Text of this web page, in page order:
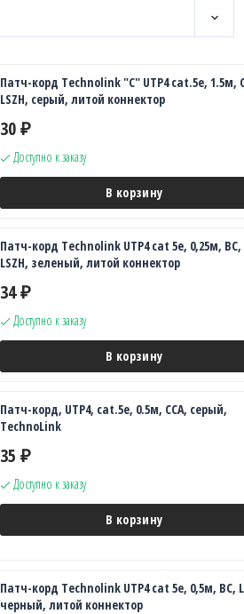
Патч-корд Technolink "C" UTP4 cat.5е, 1.5м,
LSZH, серый, литой коннектор
30 ₽
Доступно к заказу
В корзину
Патч-корд Technolink UTP4 cat 5e, 0,25м, ВС,
LSZH, зеленый, литой коннектор
34 ₽
Доступно к заказу
В корзину
Патч-корд, UTP4, cat.5е, 0.5м, CCA, серый,
TechnoLink
35 ₽
Доступно к заказу
В корзину
Патч-корд Technolink UTP4 cat 5e, 0,5м, ВС,
черный, литой коннектор